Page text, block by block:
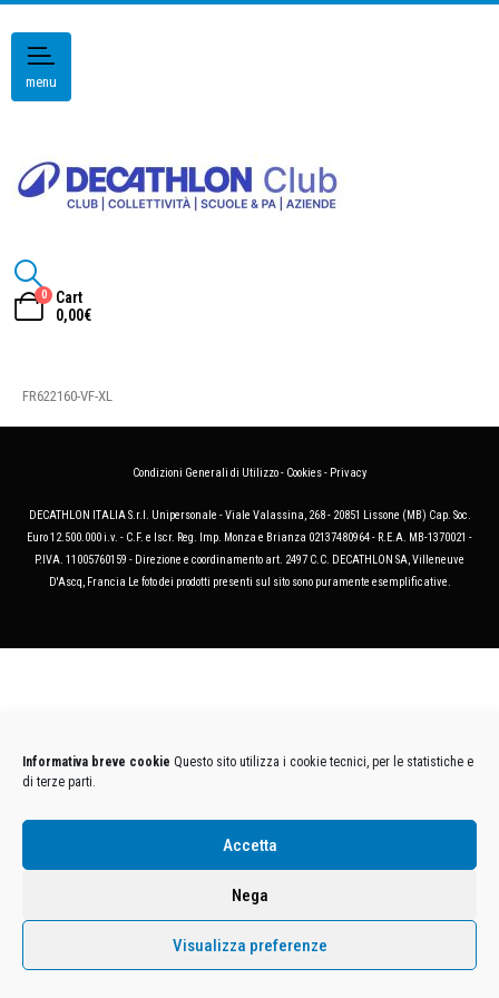
Informativa breve cookie Questo sito utilizza i cookie tecnici, per le statistiche e
di terze parti.
Accetta
Nega
Visualizza preferenze
menu
0
Cart
0,00€
FR622160-VF-XL
Condizioni Generali di Utilizzo- Cookies- Privacy
DECATHLON ITALIA S.r.l. Unipersonale - Viale Valassina, 268 - 20851 Lissone (MB) Cap. Soc.
Euro 12.500.000 i.v. - C.F. e Iscr. Reg. Imp. Monza e Brianza 02137480964 - R.E.A. MB-1370021 -
P.IVA. 11005760159 - Direzione e coordinamento art. 2497 C.C. DECATHLON SA, Villeneuve
D'Ascq, Francia Le foto dei prodotti presenti sul sito sono puramente esemplificative.